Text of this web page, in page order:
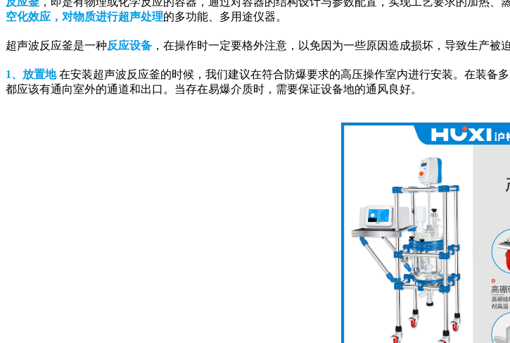
空化效应，对物质进行超声处理的多功能、多用途仪器。
超声波反应釜是一种反应设备 ，在操作时一定要格外注意，以免因为一些原因造成损坏，导致生产被迫
1、放置地在安装超声波反应釜的时候，我们建议在符合防爆要求的高压操作室内进行安装。在装备
都应该有通向室外的通道和出口。当存在易爆介质时，需要保证设备地的通风良好。